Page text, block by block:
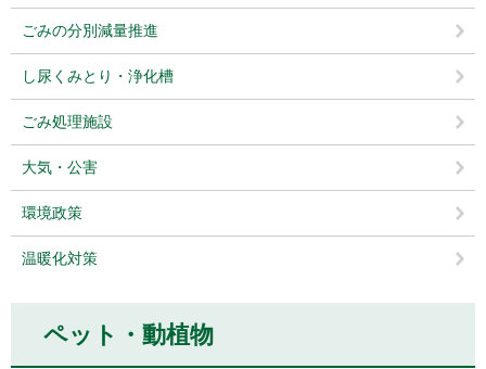
ごみの分別減量推進
し尿くみとり・浄化槽
ごみ処理施設
大気・公害
環境政策
温暖化対策
ペット・動植物